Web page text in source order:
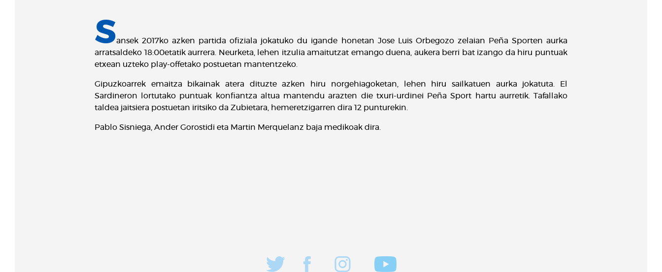
Sansek 2017ko azken partida ofiziala jokatuko du igande honetan Jose Luis Orbegozo zelaian Peña Sporten aurka
arratsaldeko 18:00etatik aurrera. Neurketa, lehen itzulia amaitutzat emango duena, aukera berri bat izango da hiru puntuak
etxean uzteko play-offetako postuetan mantentzeko.
Gipuzkoarrek emaitza bikainak atera dituzte azken hiru norgehiagoketan, lehen hiru sailkatuen aurka jokatuta. El
Sardineron lortutako puntuak konfiantza altua mantendu arazten die txuri-urdinei Peña Sport hartu aurretik. Tafallako
taldea jaitsiera postuetan iritsiko da Zubietara, hemeretzigarren dira 12 punturekin.
Pablo Sisniega, Ander Gorostidi eta Martin Merquelanz baja medikoak dira.